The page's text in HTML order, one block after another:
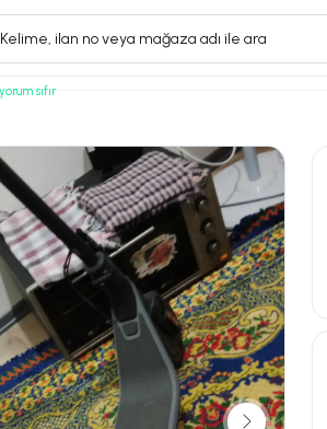
Kelime, ilan no veya mağaza adı ile ara
sıfır